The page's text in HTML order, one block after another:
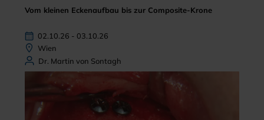
Vom kleinen Eckenaufbau bis zur Composite-Krone
02.10.26 - 03.10.26
Wien
Dr. Martin von Sontagh